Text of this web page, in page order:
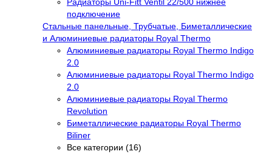
Радиаторы Uni-Fitt Ventil 22/500 нижнее
подключение
Стальные панельные, Трубчатые, Биметаллические
и Алюминиевые радиаторы Royal Thermo
Алюминиевые радиаторы Royal Thermo Indigo
2.0
Алюминиевые радиаторы Royal Thermo Indigo
2.0
Алюминиевые радиаторы Royal Thermo
Revolution
Биметаллические радиаторы Royal Thermo
Biliner
Все категории (16)